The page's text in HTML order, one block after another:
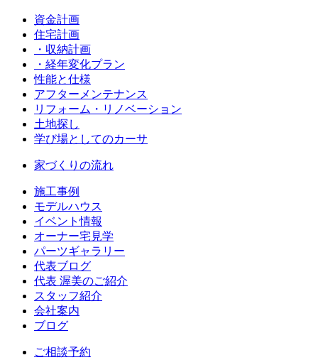
資金計画
住宅計画
・収納計画
・経年変化プラン
性能と仕様
アフターメンテナンス
リフォーム・リノベーション
土地探し
学び場としてのカーサ
家づくりの流れ
施工事例
モデルハウス
イベント情報
オーナー宅見学
パーツギャラリー
代表ブログ
代表 渥美のご紹介
スタッフ紹介
会社案内
ブログ
ご相談予約